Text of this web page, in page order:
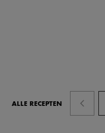
ALLE RECEPTEN